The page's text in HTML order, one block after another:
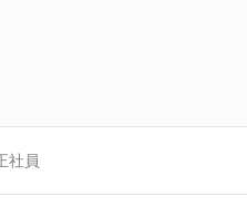
社員